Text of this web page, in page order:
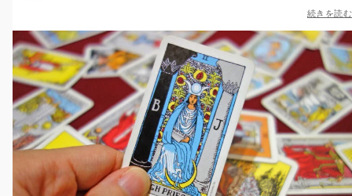
続きを読む